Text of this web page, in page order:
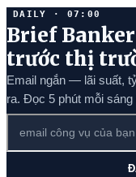
DAILY · 07:00
Brief
trước thị
Email ngắn — lãi suất,
ra. Đọc 5 phút mỗi